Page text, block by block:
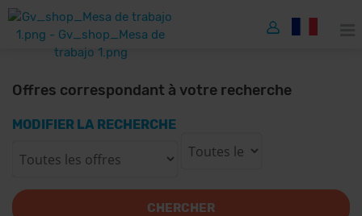
Offres correspondant à votre recherche
MODIFIER LA RECHERCHE
CHERCHER